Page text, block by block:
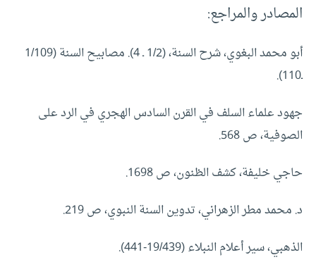
المصادر والمراجع:
أبو محمد البغوي، شرح السنة، (1/2 ـ 4). مصابيح السنة (1/109
ـ110).
جهود علماء السلف في القرن السادس الهجري في الرد على
الصوفية، ص 568.
حاجي خليفة، كشف الظنون، ص 1698.
د. محمد مطر الزهراني، تدوين السنة النبوي، ص 219.
الذهبي، سير أعلام النبلاء (19/439-441).